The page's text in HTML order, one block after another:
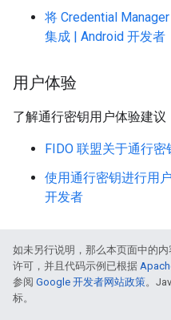
将 Credential
集成 | Android 开发者
用户体验
了解通行密钥用户体验建议
FIDO 联盟关于通行
使用通行密钥进行用
开发者
如未另行说明，那么本页面中的
许可，并且代码示例已根据
参阅 Google 开发者网站政策。
标。